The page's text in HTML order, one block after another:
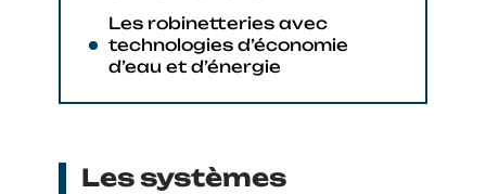
Les robinetteries avec
technologies d’économie
d’eau et d’énergie
Les systèmes